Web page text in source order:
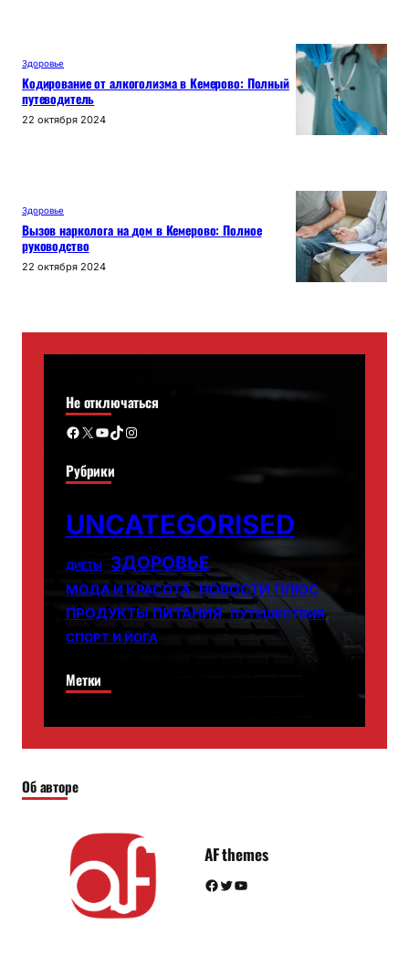
Здоровье
Кодирование от алкоголизма в Кемерово: Полный
путеводитель
22 октября 2024
Здоровье
Вызов нарколога на дом в Кемерово: Полное
руководство
22 октября 2024
Не отключаться
Facebook X YouTube TikTok Instagram
Рубрики
UNCATEGORISED
ДИЕТЫ ЗДОРОВЬЕ
МОДА И КРАСОТА НОВОСТИ ПЛЮС
ПРОДУКТЫ ПИТАНИЯ ПУТЕШЕСТВИЯ
СПОРТ И ЙОГА
Метки
Об авторе
AF themes
Facebook Twitter YouTube